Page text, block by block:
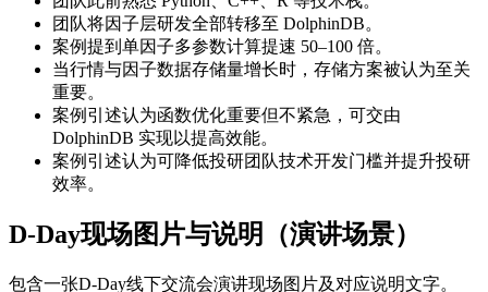
团队将因子层研发全部转移至 DolphinDB。
案例提到单因子多参数计算提速 50–100 倍。
当行情与因子数据存储量增长时，存储方案被认为至关
重要。
案例引述认为函数优化重要但不紧急，可交由
DolphinDB 实现以提高效能。
案例引述认为可降低投研团队技术开发门槛并提升投研
效率。
D-Day现场图片与说明（演讲场景）
包含一张D-Day线下交流会演讲现场图片及对应说明文字。